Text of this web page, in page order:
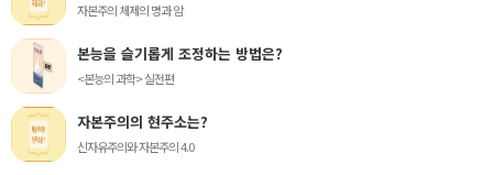
자본주의 체제의 명과 암
본능을 슬기롭게 조정하는 방법은?
<본능의 과학> 실전편
자본주의의 현주소는?
신자유주의와 자본주의 4.0